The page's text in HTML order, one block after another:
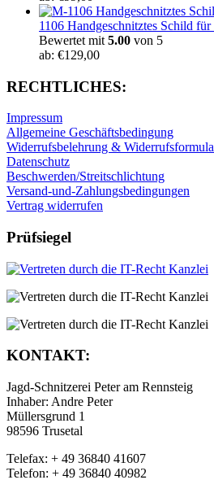
1106 Handgeschnitztes Schild
Bewertet mit 5.00 von 5
ab: €129,00
RECHTLICHES:
Impressum
Allgemeine Geschäftsbedingung
Widerrufsbelehrung &
Datenschutz
Beschwerden/Streitschlichtung
Versand-und-Zahlungsbedingungen
Vertrag widerrufen
Prüfsiegel
KONTAKT:
Jagd-Schnitzerei Peter am Rennsteig
Inhaber: Andre Peter
Müllersgrund 1
98596 Trusetal
Telefax: + 49 36840 41607
Telefon: + 49 36840 40982